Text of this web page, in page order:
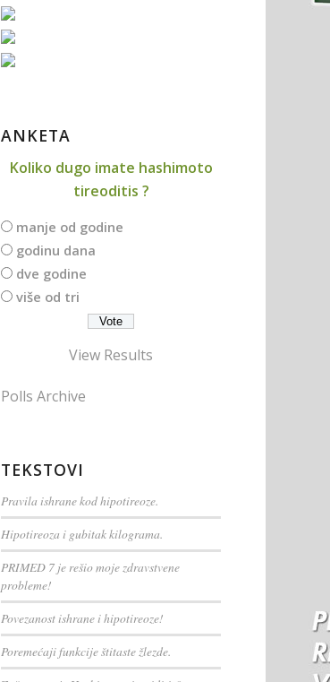
ANKETA
Koliko dugo imate hashimoto
tireoditis ?
manje od godine
godinu dana
dve godine
više od tri
View Results
Polls Archive
TEKSTOVI
Pravila ishrane kod hipotireoze.
Hipotireoza i gubitak kilograma.
PRIMED 7 je rešio moje zdravstvene
probleme!
Povezanost ishrane i hipotireoze!
Poremećaji funkcije štitaste žlezde.